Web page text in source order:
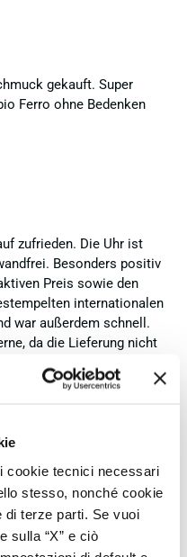
cookie tecnici necessari
stesso, nonché cookie
di terze parti. Se vuoi
sulla “X” e ciò
gekauft. Super
Ferro ohne Bedenken
zufrieden. Die Uhr ist
Besonders positiv
Preis sowie den
internationalen
war außerdem schnell.
da die Lieferung nicht
Schutzfolien am
Box und anderes
selbst ist in neuem
auf. Dennoch
dieser Preisklasse
Originalpräsentation